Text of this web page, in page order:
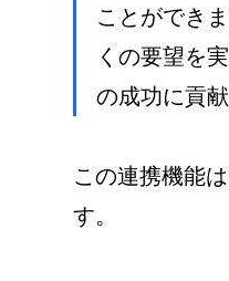
ことができ
くの要望を
の成功に貢献
この連携機能
す。